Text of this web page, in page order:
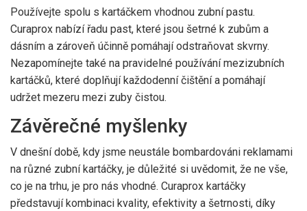
Používejte spolu s kartáčkem vhodnou zubní pastu.
Curaprox nabízí řadu past, které jsou šetrné k zubům a
dásním a zároveň účinně pomáhají odstraňovat skvrny.
Nezapomínejte také na pravidelné používání mezizubních
kartáčků, které doplňují každodenní čištění a pomáhají
udržet mezeru mezi zuby čistou.
Závěrečné myšlenky
V dnešní době, kdy jsme neustále bombardováni reklamami
na různé zubní kartáčky, je důležité si uvědomit, že ne vše,
co je na trhu, je pro nás vhodné. Curaprox kartáčky
představují kombinaci kvality, efektivity a šetrnosti, díky